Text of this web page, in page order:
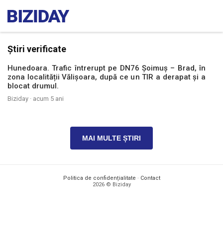
Știri verificate
Hunedoara. Trafic întrerupt pe DN76 Șoimuș – Brad, în
zona localității Vălișoara, după ce un TIR a derapat și a
blocat drumul.
Biziday · acum 5 ani
MAI MULTE ȘTIRI
Politica de confidențialitate · Contact
2026 © Biziday